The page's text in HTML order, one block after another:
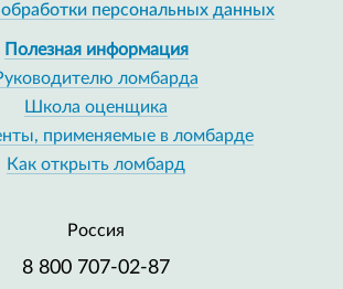
персональных данных
Полезная информация
ломбарда
Школа оценщика
применяемые в ломбарде
Как открыть ломбард
Россия
8 800 707-02-87